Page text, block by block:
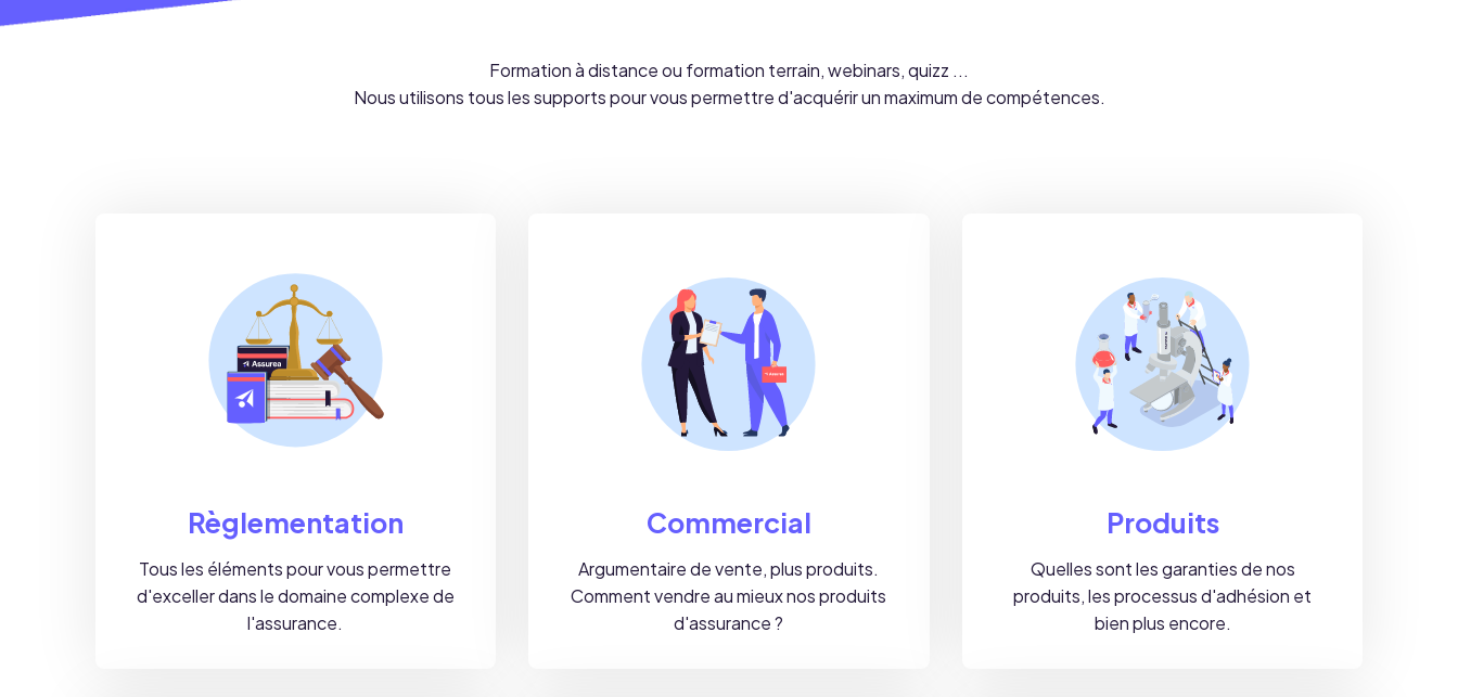
Formation à distance ou formation terrain, webinars, quizz ...
Nous utilisons tous les supports pour vous permettre d'acquérir un maximum de compétences.
Règlementation
Tous les éléments pour vous permettre
d'exceller dans le domaine complexe de
l'assurance.
Commercial
Argumentaire de vente, plus produits.
Comment vendre au mieux nos produits
d'assurance ?
Produits
Quelles sont les garanties de nos
produits, les processus d'adhésion et
bien plus encore.